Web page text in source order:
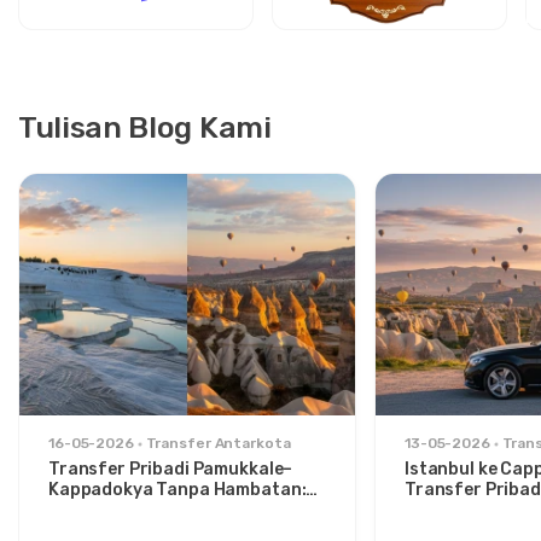
Tulisan Blog Kami
16-05-2026 Transfer Antarkota
Transfer Pribadi Pamukkale–
Kappadokya Tanpa Hambatan:
13-05-2026
Istanbul ke
Transfer